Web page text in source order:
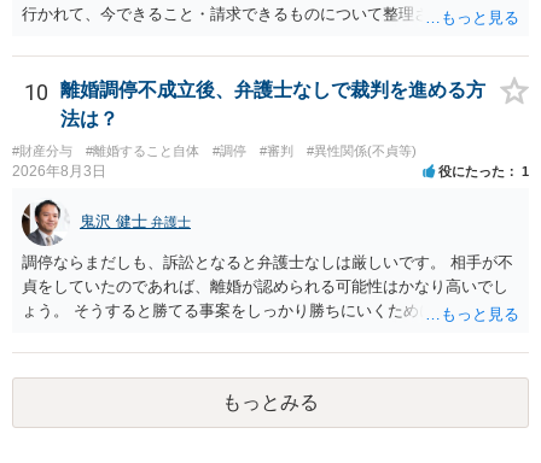
行かれて、今できること・請求できるものについて整理されるのがよ
10
離婚調停不成立後、弁護士なしで裁判を進める方
法は？
#財産分与 #離婚すること自体 #調停 #審判 #異性関係(不貞等)
2026年8月3日 役にたった 1
鬼沢 健士 弁護士
調停ならまだしも、訴訟となると弁護士なしは厳しいです。 相手が不
貞をしていたのであれば、離婚が認められる可能性はかなり高いでし
ょう。 そうすると勝てる事案をしっかり勝ちにいくためにも弁護士委
もっとみる